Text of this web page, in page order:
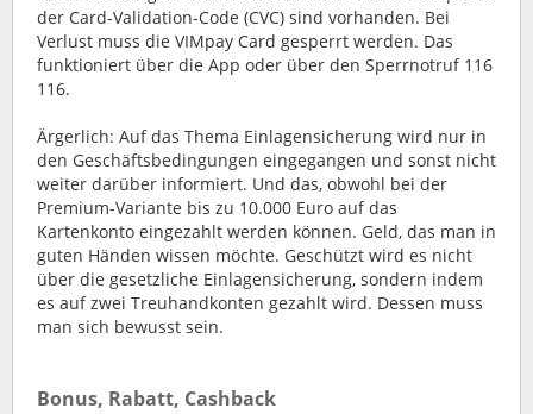
der Card-Validation-Code (CVC) sind vorhanden. Bei
Verlust muss die VIMpay Card gesperrt werden. Das
funktioniert über die App oder über den Sperrnotruf 116
116.
Ärgerlich: Auf das Thema Einlagensicherung wird nur in
den Geschäftsbedingungen eingegangen und sonst nicht
weiter darüber informiert. Und das, obwohl bei der
Premium-Variante bis zu 10.000 Euro auf das
Kartenkonto eingezahlt werden können. Geld, das man in
guten Händen wissen möchte. Geschützt wird es nicht
über die gesetzliche Einlagensicherung, sondern indem
es auf zwei Treuhandkonten gezahlt wird. Dessen muss
man sich bewusst sein.
Bonus, Rabatt, Cashback